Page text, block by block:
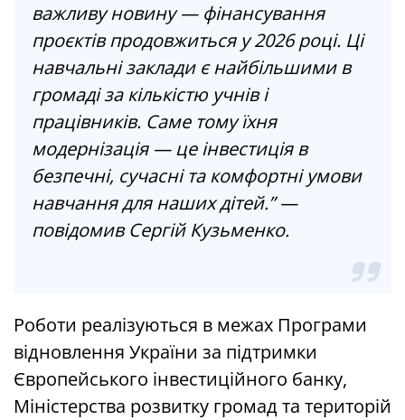
важливу новину — фінансування
проєктів продовжиться у 2026 році. Ці
навчальні заклади є найбільшими в
громаді за кількістю учнів і
працівників. Саме тому їхня
модернізація — це інвестиція в
безпечні, сучасні та комфортні умови
навчання для наших дітей.” —
повідомив Сергій Кузьменко.
Роботи реалізуються в межах Програми
відновлення України за підтримки
Європейського інвестиційного банку,
Міністерства розвитку громад та територій